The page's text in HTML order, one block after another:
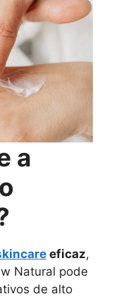
a
eficaz,
Natural pode
de alto